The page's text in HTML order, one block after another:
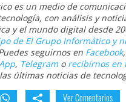
es un medio de
con análisis y
y el mundo digital desde
de El Grupo Informático y
seguirnos en Facebook,
, Telegramo recibirnos en
últimas noticias de
Ver Comentarios